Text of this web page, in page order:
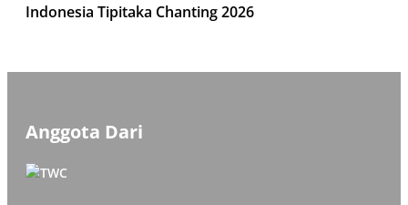
Indonesia Tipitaka Chanting 2026
Anggota Dari